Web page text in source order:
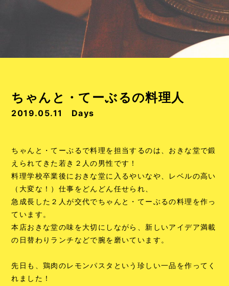
ちゃんと・てーぶるの料理人
2019.05.11 Days
ちゃんと・てーぶるで料理を担当するのは、おきな堂で鍛
えられてきた若き２人の男性です！
料理学校卒業後におきな堂に入るやいなや、レベルの高い
（大変な！）仕事をどんどん任せられ、
急成長した２人が交代でちゃんと・てーぶるの料理を作っ
ています。
本店おきな堂の味を大切にしながら、新しいアイデア満載
の日替わりランチなどで腕を磨いています。
先日も、鶏肉のレモンパスタという珍しい一品を作ってく
れました！